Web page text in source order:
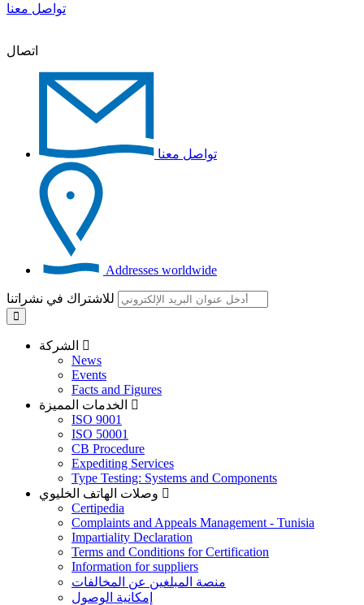
تواصل معنا
اتصال
تواصل معنا
Addresses worldwide
News
Events
Facts and Figures
ISO 9001
ISO 50001
CB Procedure
Expediting Services
Type Testing: Systems and Components
Certipedia
Complaints and Appeals Management - Tunisia
Impartiality Declaration
Terms and Conditions for Certification
Information for suppliers
منصة المبلغين عن المخالفات
إمكانية الوصول